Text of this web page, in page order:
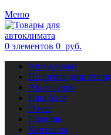
Меню
0 элементов 0 руб.
Автоклимат
Подогрев двигателя
Аксессуары
Наш блог
О нас
Помощь
Контакты